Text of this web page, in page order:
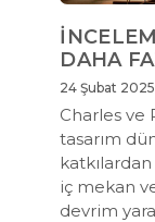
DAHA
24 Şubat 2025
Charles ve
tasarım
iç mekan
devrim